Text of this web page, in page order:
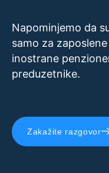
Napominjemo da
samo za
inostrane
preduzetnike.
Zakažite razgovor